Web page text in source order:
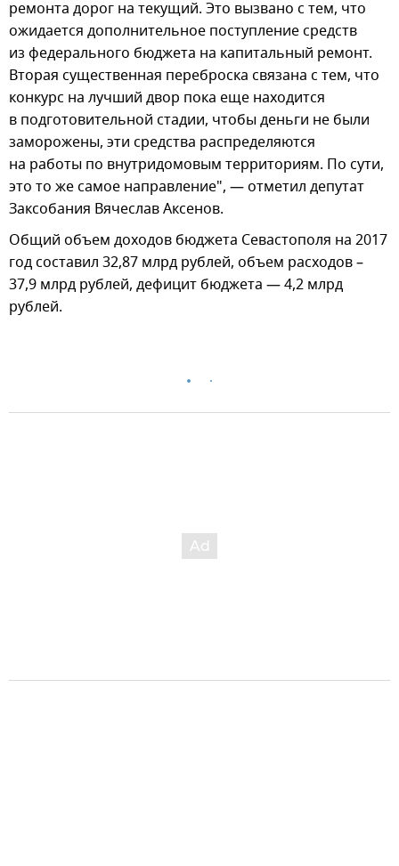
ремонта дорог на текущий. Это вызвано с тем, что
ожидается дополнительное поступление средств
из федерального бюджета на капитальный ремонт.
Вторая существенная переброска связана с тем, что
конкурс на лучший двор пока еще находится
в подготовительной стадии, чтобы деньги не были
заморожены, эти средства распределяются
на работы по внутридомовым территориям. По сути,
это то же самое направление", — отметил депутат
Заксобания Вячеслав Аксенов.
Общий объем доходов бюджета Севастополя на 2017
год составил 32,87 млрд рублей, объем расходов –
37,9 млрд рублей, дефицит бюджета — 4,2 млрд
рублей.